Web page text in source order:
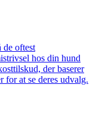
de oftest
hos din hund
der baserer
for at se deres udvalg.